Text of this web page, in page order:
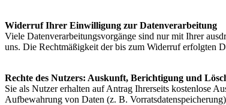
Widerruf Ihrer Einwilligung zur Datenverarbeitung
Viele Datenverarbeitungsvorgänge sind nur mit Ihrer
uns. Die Rechtmäßigkeit der bis zum Widerruf erfolgten
Rechte des Nutzers: Auskunft, Berichtigung und
Sie als Nutzer erhalten auf Antrag Ihrerseits kostenlose
Aufbewahrung von Daten (z. B.